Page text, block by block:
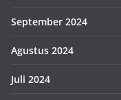
September 2024
Agustus 2024
Juli 2024